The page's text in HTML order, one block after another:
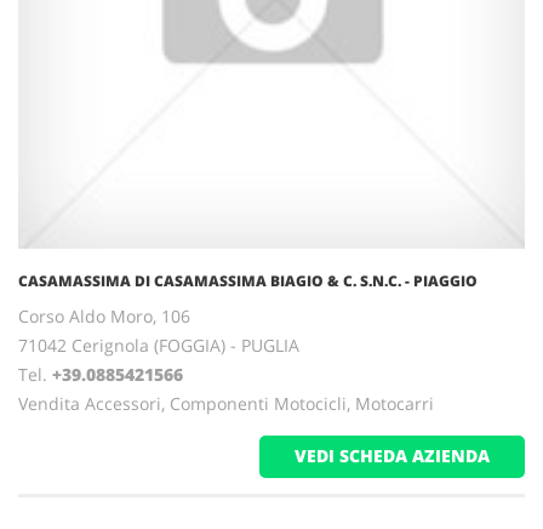
CASAMASSIMA DI CASAMASSIMA BIAGIO & C. S.N.C. - PIAGGIO
Corso Aldo Moro, 106
71042 Cerignola (FOGGIA) - PUGLIA
Tel. +39.0885421566
Vendita Accessori, Componenti Motocicli, Motocarri
VEDI SCHEDA AZIENDA